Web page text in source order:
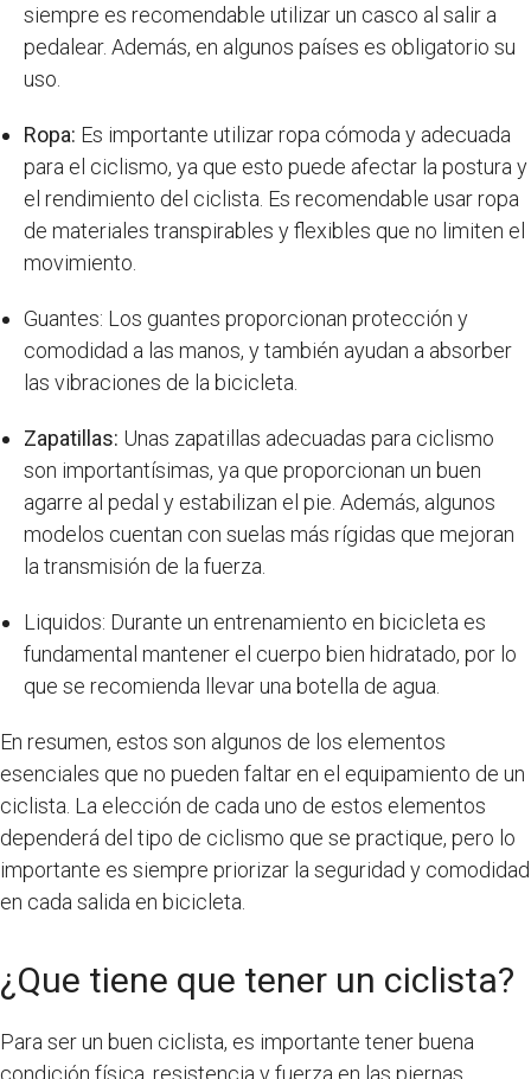
siempre es recomendable utilizar un casco al salir a
pedalear. Además, en algunos países es obligatorio su
uso.
Ropa: Es importante utilizar ropa cómoda y adecuada
para el ciclismo, ya que esto puede afectar la postura y
el rendimiento del ciclista. Es recomendable usar ropa
de materiales transpirables y flexibles que no limiten el
movimiento.
Guantes: Los guantes proporcionan protección y
comodidad a las manos, y también ayudan a absorber
las vibraciones de la bicicleta.
Zapatillas: Unas zapatillas adecuadas para ciclismo
son importantísimas, ya que proporcionan un buen
agarre al pedal y estabilizan el pie. Además, algunos
modelos cuentan con suelas más rígidas que mejoran
la transmisión de la fuerza.
Liquidos: Durante un entrenamiento en bicicleta es
fundamental mantener el cuerpo bien hidratado, por lo
que se recomienda llevar una botella de agua.
En resumen, estos son algunos de los elementos
esenciales que no pueden faltar en el equipamiento de un
ciclista. La elección de cada uno de estos elementos
dependerá del tipo de ciclismo que se practique, pero lo
importante es siempre priorizar la seguridad y comodidad
en cada salida en bicicleta.
¿Que tiene que tener un ciclista?
Para ser un buen ciclista, es importante tener buena
condición física, resistencia y fuerza en las piernas.